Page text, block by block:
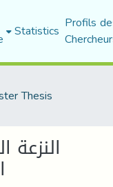
Statistics Profils
Thesis